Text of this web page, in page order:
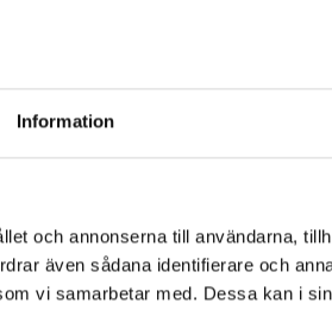
Information
och annonserna till användarna,
även sådana identifierare och
vi samarbetar med. Dessa kan i